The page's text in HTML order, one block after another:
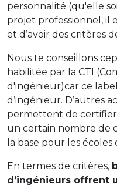
personnalité (qu'elle
projet professionnel, il
et d’avoir des critères
Nous te conseillons
habilitée par la CTI
d'ingénieur)car ce
d’ingénieur. D’autres
permettent de
un certain nombre de
la base pour les écoles
En termes de critères,
d’ingénieurs offrent